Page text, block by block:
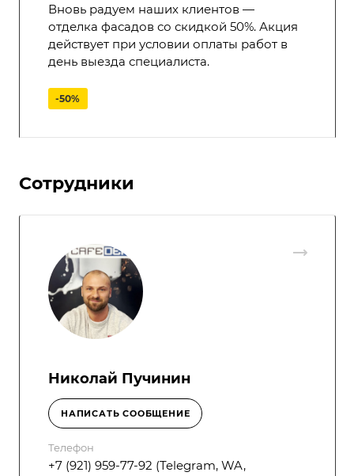
Вновь радуем наших клиентов —
отделка фасадов со скидкой 50%. Акция
действует при условии оплаты работ в
день выезда специалиста.
-50%
Сотрудники
Николай Пучинин
НАПИСАТЬ СООБЩЕНИЕ
Телефон
+7 (921) 959-77-92 (Telegram, WA,